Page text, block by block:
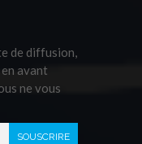
de diffusion,
avant
ne vous